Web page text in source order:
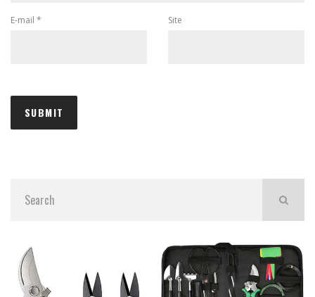
E-mail * Site